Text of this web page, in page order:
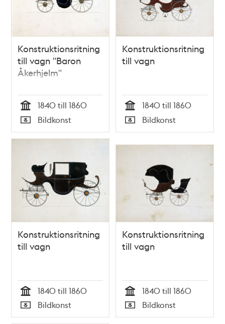
Konstruktionsritning
till vagn "Baron
Åkerhjelm"
Tid
1840 till 1860
Typ
Bildkonst
Konstruktionsritning
till vagn
Tid
1840 till 1860
Typ
Bildkonst
Konstruktionsritning
till vagn
Tid
1840 till 1860
Typ
Bildkonst
Konstruktionsritning
till vagn
Tid
1840 till 1860
Typ
Bildkonst